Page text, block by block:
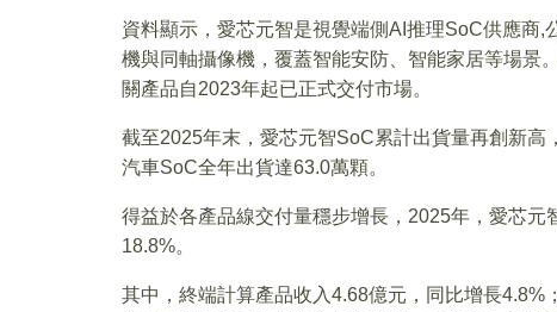
資料顯示，愛芯元智是視覺端側AI推理SoC供應商
機與同軸攝像機，覆蓋智能安防、智能家居等場景
關產品自2023年起已正式交付市場。
截至2025年末，愛芯元智SoC累計出貨量再創新
汽車SoC全年出貨達63.0萬顆。
得益於各產品線交付量穩步增長，2025年，愛芯
18.8%。
其中，終端計算產品收入4.68億元，同比增長4.8%